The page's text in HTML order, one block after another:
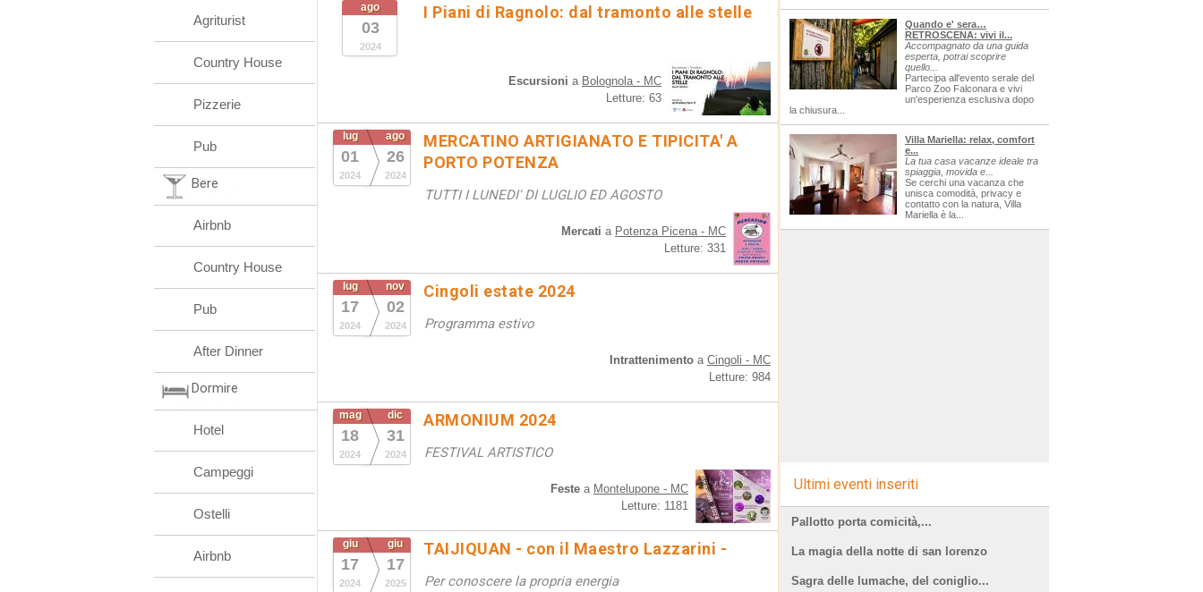
ago
03
2024
I Piani di Ragnolo: dal tramonto alle stelle
Escursioni a Bolognola - MC
Letture: 63
lug
01
2024
ago
26
2024
MERCATINO ARTIGIANATO E TIPICITA' A
PORTO POTENZA
TUTTI I LUNEDI' DI LUGLIO ED AGOSTO
Mercati a Potenza Picena - MC
Letture: 331
lug
17
2024
nov
02
2024
Cingoli estate 2024
Programma estivo
Intrattenimento a Cingoli - MC
Letture: 984
mag
18
2024
dic
31
2024
ARMONIUM 2024
FESTIVAL ARTISTICO
Feste a Montelupone - MC
Letture: 1181
giu
17
2024
giu
17
2025
TAIJIQUAN - con il Maestro Lazzarini -
Per conoscere la propria energia
Agriturist
Country House
Pizzerie
Pub
Bere
Airbnb
Country House
Pub
After Dinner
Dormire
Hotel
Campeggi
Ostelli
Airbnb
Quando e' sera…
RETROSCENA: vivi il...
Accompagnato da una guida
esperta, potrai scoprire
quello...
Partecipa all'evento serale del
Parco Zoo Falconara e vivi
un'esperienza esclusiva dopo
la chiusura...
Villa Mariella: relax, comfort
e...
La tua casa vacanze ideale tra
spiaggia, movida e...
Se cerchi una vacanza che
unisca comodità, privacy e
contatto con la natura, Villa
Mariella è la...
Ultimi eventi inseriti
Pallotto porta comicità,...
La magia della notte di san lorenzo
Sagra delle lumache, del coniglio...